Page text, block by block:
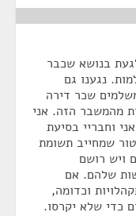
בנושא שכבר
נגענו גם
שכר דירה
מהמשבר הזה. אני
וחבריי בסיעת
שמחייב תשומת
ויש רושם
שלהם. אם
וכדומה,
כדי שלא יקרסו.